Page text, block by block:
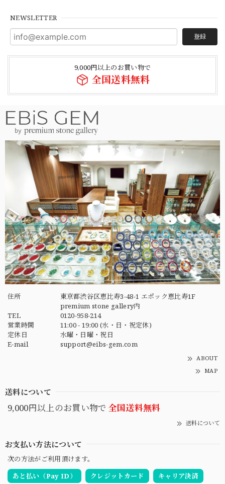
NEWSLETTER
登録
9,000円以上のお買い物で
全国送料無料
住所
東京都渋谷区恵比寿3-48-1 エポック恵比寿1F
premium stone gallery内
TEL
0120-958-214
営業時間
11:00 - 19:00 (水・日・祝定休)
定休日
水曜・日曜・祝日
E-mail
support@eibs-gem.com
ABOUT
MAP
送料について
9,000円以上のお買い物で 全国送料無料
送料について
お支払い方法について
次の方法がご利用頂けます。
あと払い（Pay ID）
クレジットカード キャリア決済